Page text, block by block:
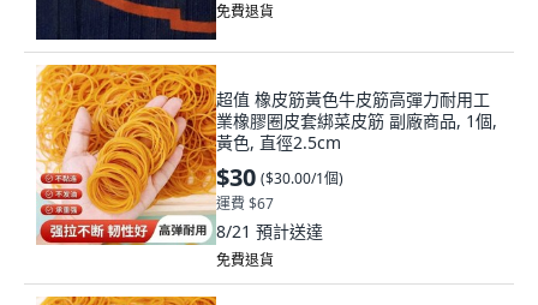
免費退貨
超值 橡皮筋黃色牛皮筋高彈力耐用工
業橡膠圈皮套綁菜皮筋 副廠商品, 1個,
黃色, 直徑2.5cm
$30 ($30.00/1個)
運費 $67
8/21 預計送達
免費退貨